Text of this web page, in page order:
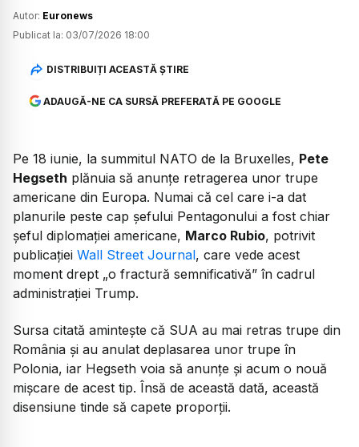
Autor: Euronews
Publicat la: 03/07/2026 18:00
DISTRIBUIȚI ACEASTĂ ȘTIRE
ADAUGĂ-NE CA SURSĂ PREFERATĂ PE GOOGLE
Pe 18 iunie, la summitul NATO de la Bruxelles, Pete
Hegseth plănuia să anunțe retragerea unor trupe
americane din Europa. Numai că cel care i-a dat
planurile peste cap șefului Pentagonului a fost chiar
șeful diplomației americane, Marco Rubio, potrivit
publicației Wall Street Journal, care vede acest
moment drept „o fractură semnificativă” în cadrul
administrației Trump.
Sursa citată amintește că SUA au mai retras trupe din
România și au anulat deplasarea unor trupe în
Polonia, iar Hegseth voia să anunțe și acum o nouă
mișcare de acest tip. Însă de această dată, această
disensiune tinde să capete proporții.